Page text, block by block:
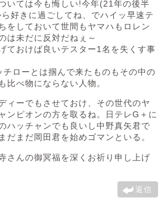
いては今も悔しい!今年(21年の後半
好きに過ごしてね、でハイッ早速テ
をしておいて世間もヤマハもロレン
は未だに反対だねぇ～
ておけば良いテスター1名を失くす事
ローとは掴んで来たものもその中の
比べ物にならない人物。
ーでもさせておけ、その世代のヤ
ンピオンの方を取るね。日テレG＋に
ハッチャンでも良いし中野真矢君で
だまだ岡田君を始めゴマンといる。
さんの御冥福を深くお祈り申し上げ
返信